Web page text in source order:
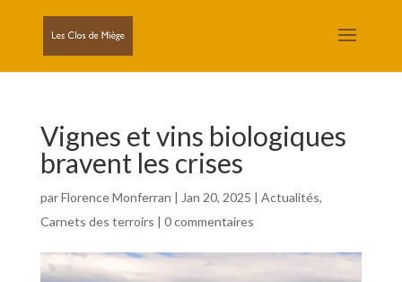
Vignes et vins biologiques
bravent les crises
parFlorence Monferran | Jan 20, 2025 | Actualités,
Carnets des terroirs | 0 commentaires